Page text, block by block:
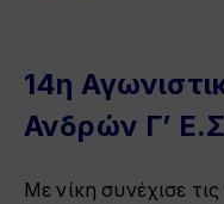
14η
Ανδρών Γ’
Με νίκη συνέχισε